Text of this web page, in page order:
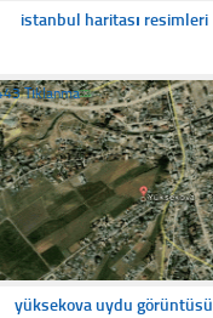
istanbul haritası resimleri
Tıklanma
yüksekova uydu görüntüsü